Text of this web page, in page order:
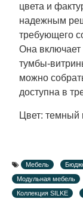
цвета и
надежным
требующего
Она
тумбы-
можно
доступна в
Цвет: темный
Мебель
Модульная мебель
Коллекция SILKE